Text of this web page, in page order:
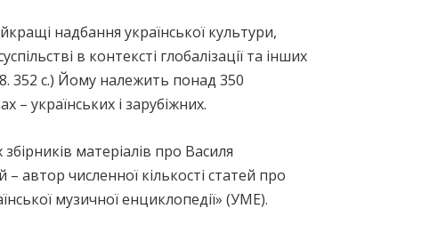
надбання української культури,
в контексті глобалізації та інших
352 с.) Йому належить понад 350
– українських і зарубіжних.
матеріалів про Василя
автор численної кількості статей про
музичної енциклопедії» (УМЕ).